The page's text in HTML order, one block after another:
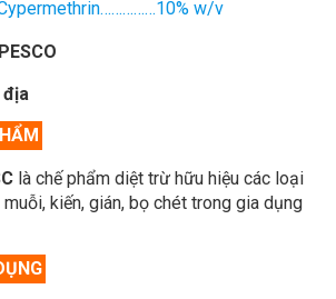
w/v
địa
là chế phẩm diệt trừ hữu hiệu các loại
kiến, gián, bọ chét trong gia dụng